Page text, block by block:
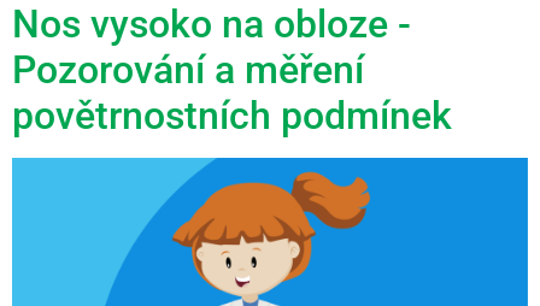
Nos vysoko na obloze -
Pozorování a měření
povětrnostních podmínek